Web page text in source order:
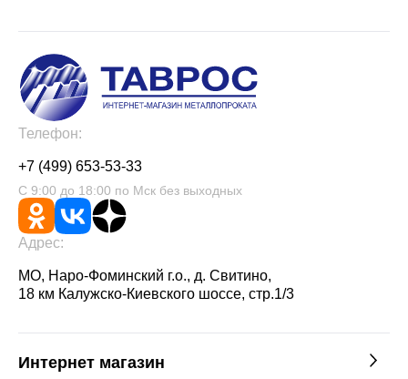
Телефон:
+7 (499) 653-53-33
С 9:00 до 18:00 по Мск без выходных
Адрес:
МО, Наро-Фоминский г.о., д. Свитино,
18 км Калужско-Киевского шоссе, стр.1/3
Интернет магазин